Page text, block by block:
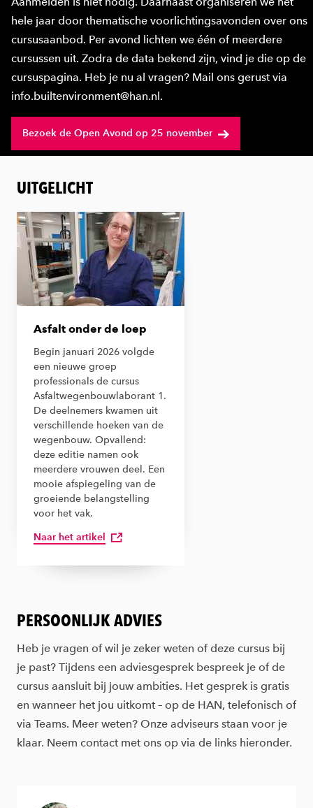
hele jaar door thematische voorlichtingsavonden over ons
cursusaanbod. Per avond lichten we één of meerdere
cursussen uit. Zodra de data bekend zijn, vind je die op de
cursuspagina. Heb je nu al vragen? Mail ons gerust via
info.builtenvironment@han.nl.
Bezoek de Open Avond op 25 november
UITGELICHT
Asfalt onder de loep
Begin januari 2026 volgde
een nieuwe groep
professionals de cursus
Asfaltwegenbouwlaborant 1.
De deelnemers kwamen uit
verschillende hoeken van de
wegenbouw. Opvallend:
deze editie namen ook
meerdere vrouwen deel. Een
mooie afspiegeling van de
groeiende belangstelling
voor het vak.
Naar het artikel
PERSOONLIJK ADVIES
Heb je vragen of wil je zeker weten of deze cursus bij
je past? Tijdens een adviesgesprek bespreek je of de
cursus aansluit bij jouw ambities. Het gesprek is gratis
en wanneer het jou uitkomt – op de HAN, telefonisch of
via Teams. Meer weten? Onze adviseurs staan voor je
klaar. Neem contact met ons op via de links hieronder.